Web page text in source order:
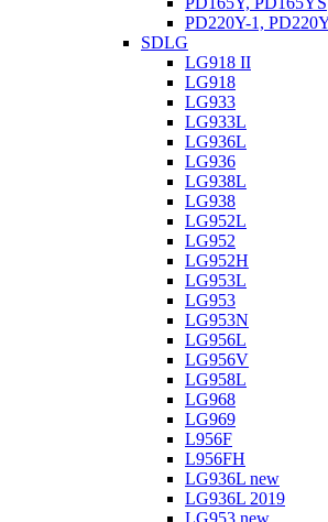
PD220Y-1,
SDLG
LG918 II
LG918
LG933
LG933L
LG936L
LG936
LG938L
LG938
LG952L
LG952
LG952H
LG953L
LG953
LG953N
LG956L
LG956V
LG958L
LG968
LG969
L956F
L956FH
LG936L new
LG936L 2019
LG953 new